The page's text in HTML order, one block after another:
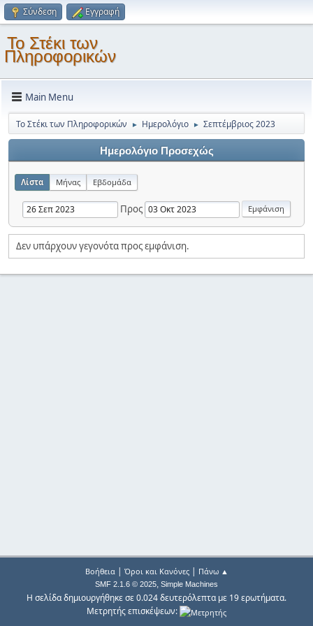
Σύνδεση Εγγραφή
Το Στέκι των
Πληροφορικών
Main Menu
Το Στέκι των Πληροφορικών ► Ημερολόγιο ► Σεπτέμβριος 2023
Ημερολόγιο Προσεχώς
Λίστα Μήνας Εβδομάδα
Προς
Δεν υπάρχουν γεγονότα προς εμφάνιση.
Βοήθεια| Όροι και Κανόνες| Πάνω ▲
SMF 2.1.6 © 2025, Simple Machines
Η σελίδα δημιουργήθηκε σε 0.024 δευτερόλεπτα με 19 ερωτήματα.
Μετρητής επισκέψεων: